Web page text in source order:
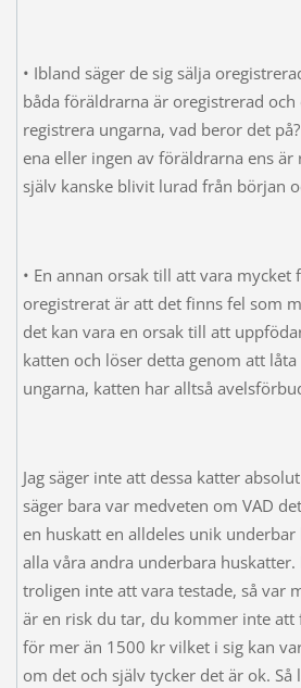
• Ibland säger de sig sälja
båda föräldrarna är oregistrerad
registrera ungarna, vad beror det
ena eller ingen av föräldrarna ens
själv kanske blivit lurad från början
• En annan orsak till att vara
oregistrerat är att det finns fel som
det kan vara en orsak till att
katten och löser detta genom att
ungarna, katten har alltså
Jag säger inte att dessa katter
säger bara var medveten om VAD
en huskatt en alldeles unik
alla våra andra underbara
troligen inte att vara testade, så var
är en risk du tar, du kommer inte att
för mer än 1500 kr vilket i sig kan
om det och själv tycker det är ok. Så